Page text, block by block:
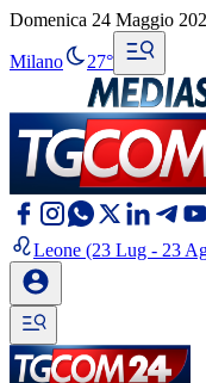
Domenica 24 Maggio
Milano 27°
Leone (23 Lug - 23